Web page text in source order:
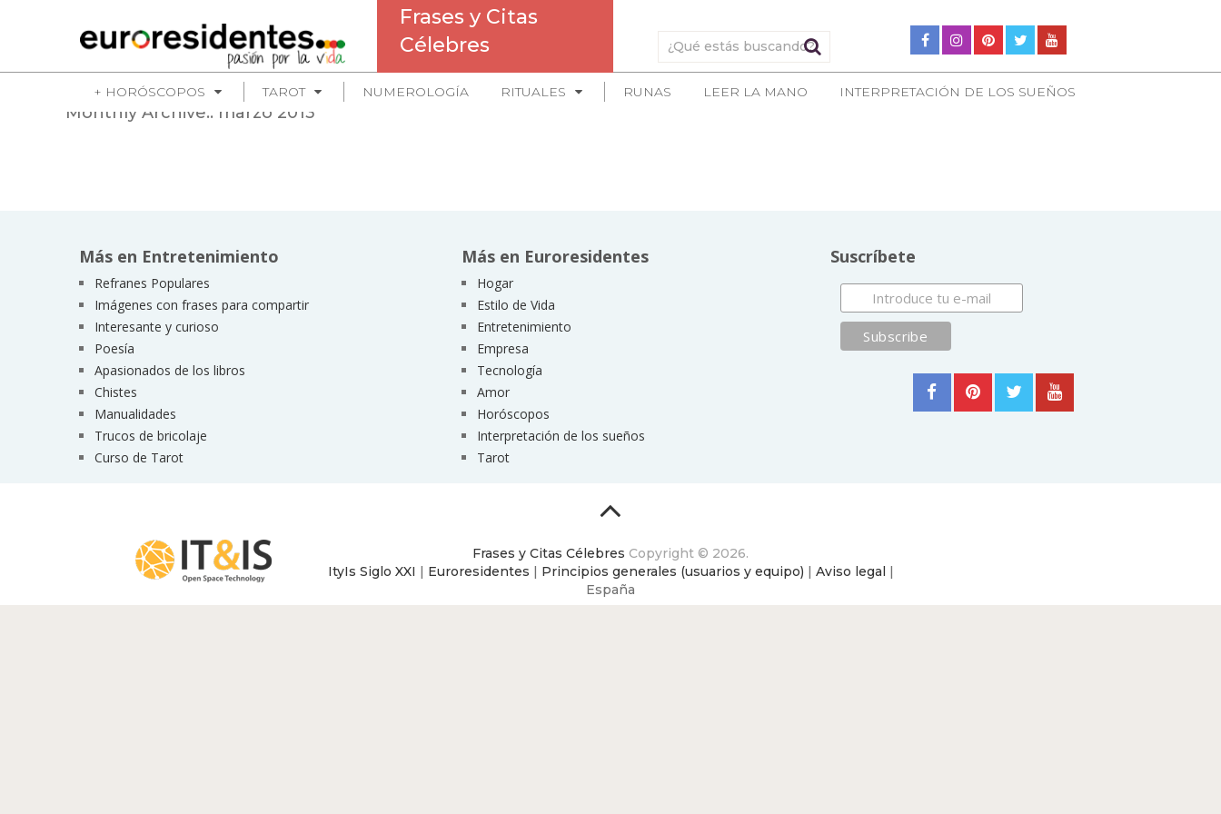
Frases y Citas
Célebres
+ HORÓSCOPOS TAROT NUMEROLOGÍA RITUALES RUNAS LEER LA MANO INTERPRETACIÓN DE LOS SUEÑOS
Monthly Archive:: marzo 2013
Más en Entretenimiento
Refranes Populares
Imágenes con frases para compartir
Interesante y curioso
Poesía
Apasionados de los libros
Chistes
Manualidades
Trucos de bricolaje
Curso de Tarot
Más en Euroresidentes
Hogar
Estilo de Vida
Entretenimiento
Empresa
Tecnología
Amor
Horóscopos
Interpretación de los sueños
Tarot
Suscríbete
Frases y Citas Célebres Copyright © 2026.
ItyIs Siglo XXI | Euroresidentes | Principios generales (usuarios y equipo) | Aviso legal |
España